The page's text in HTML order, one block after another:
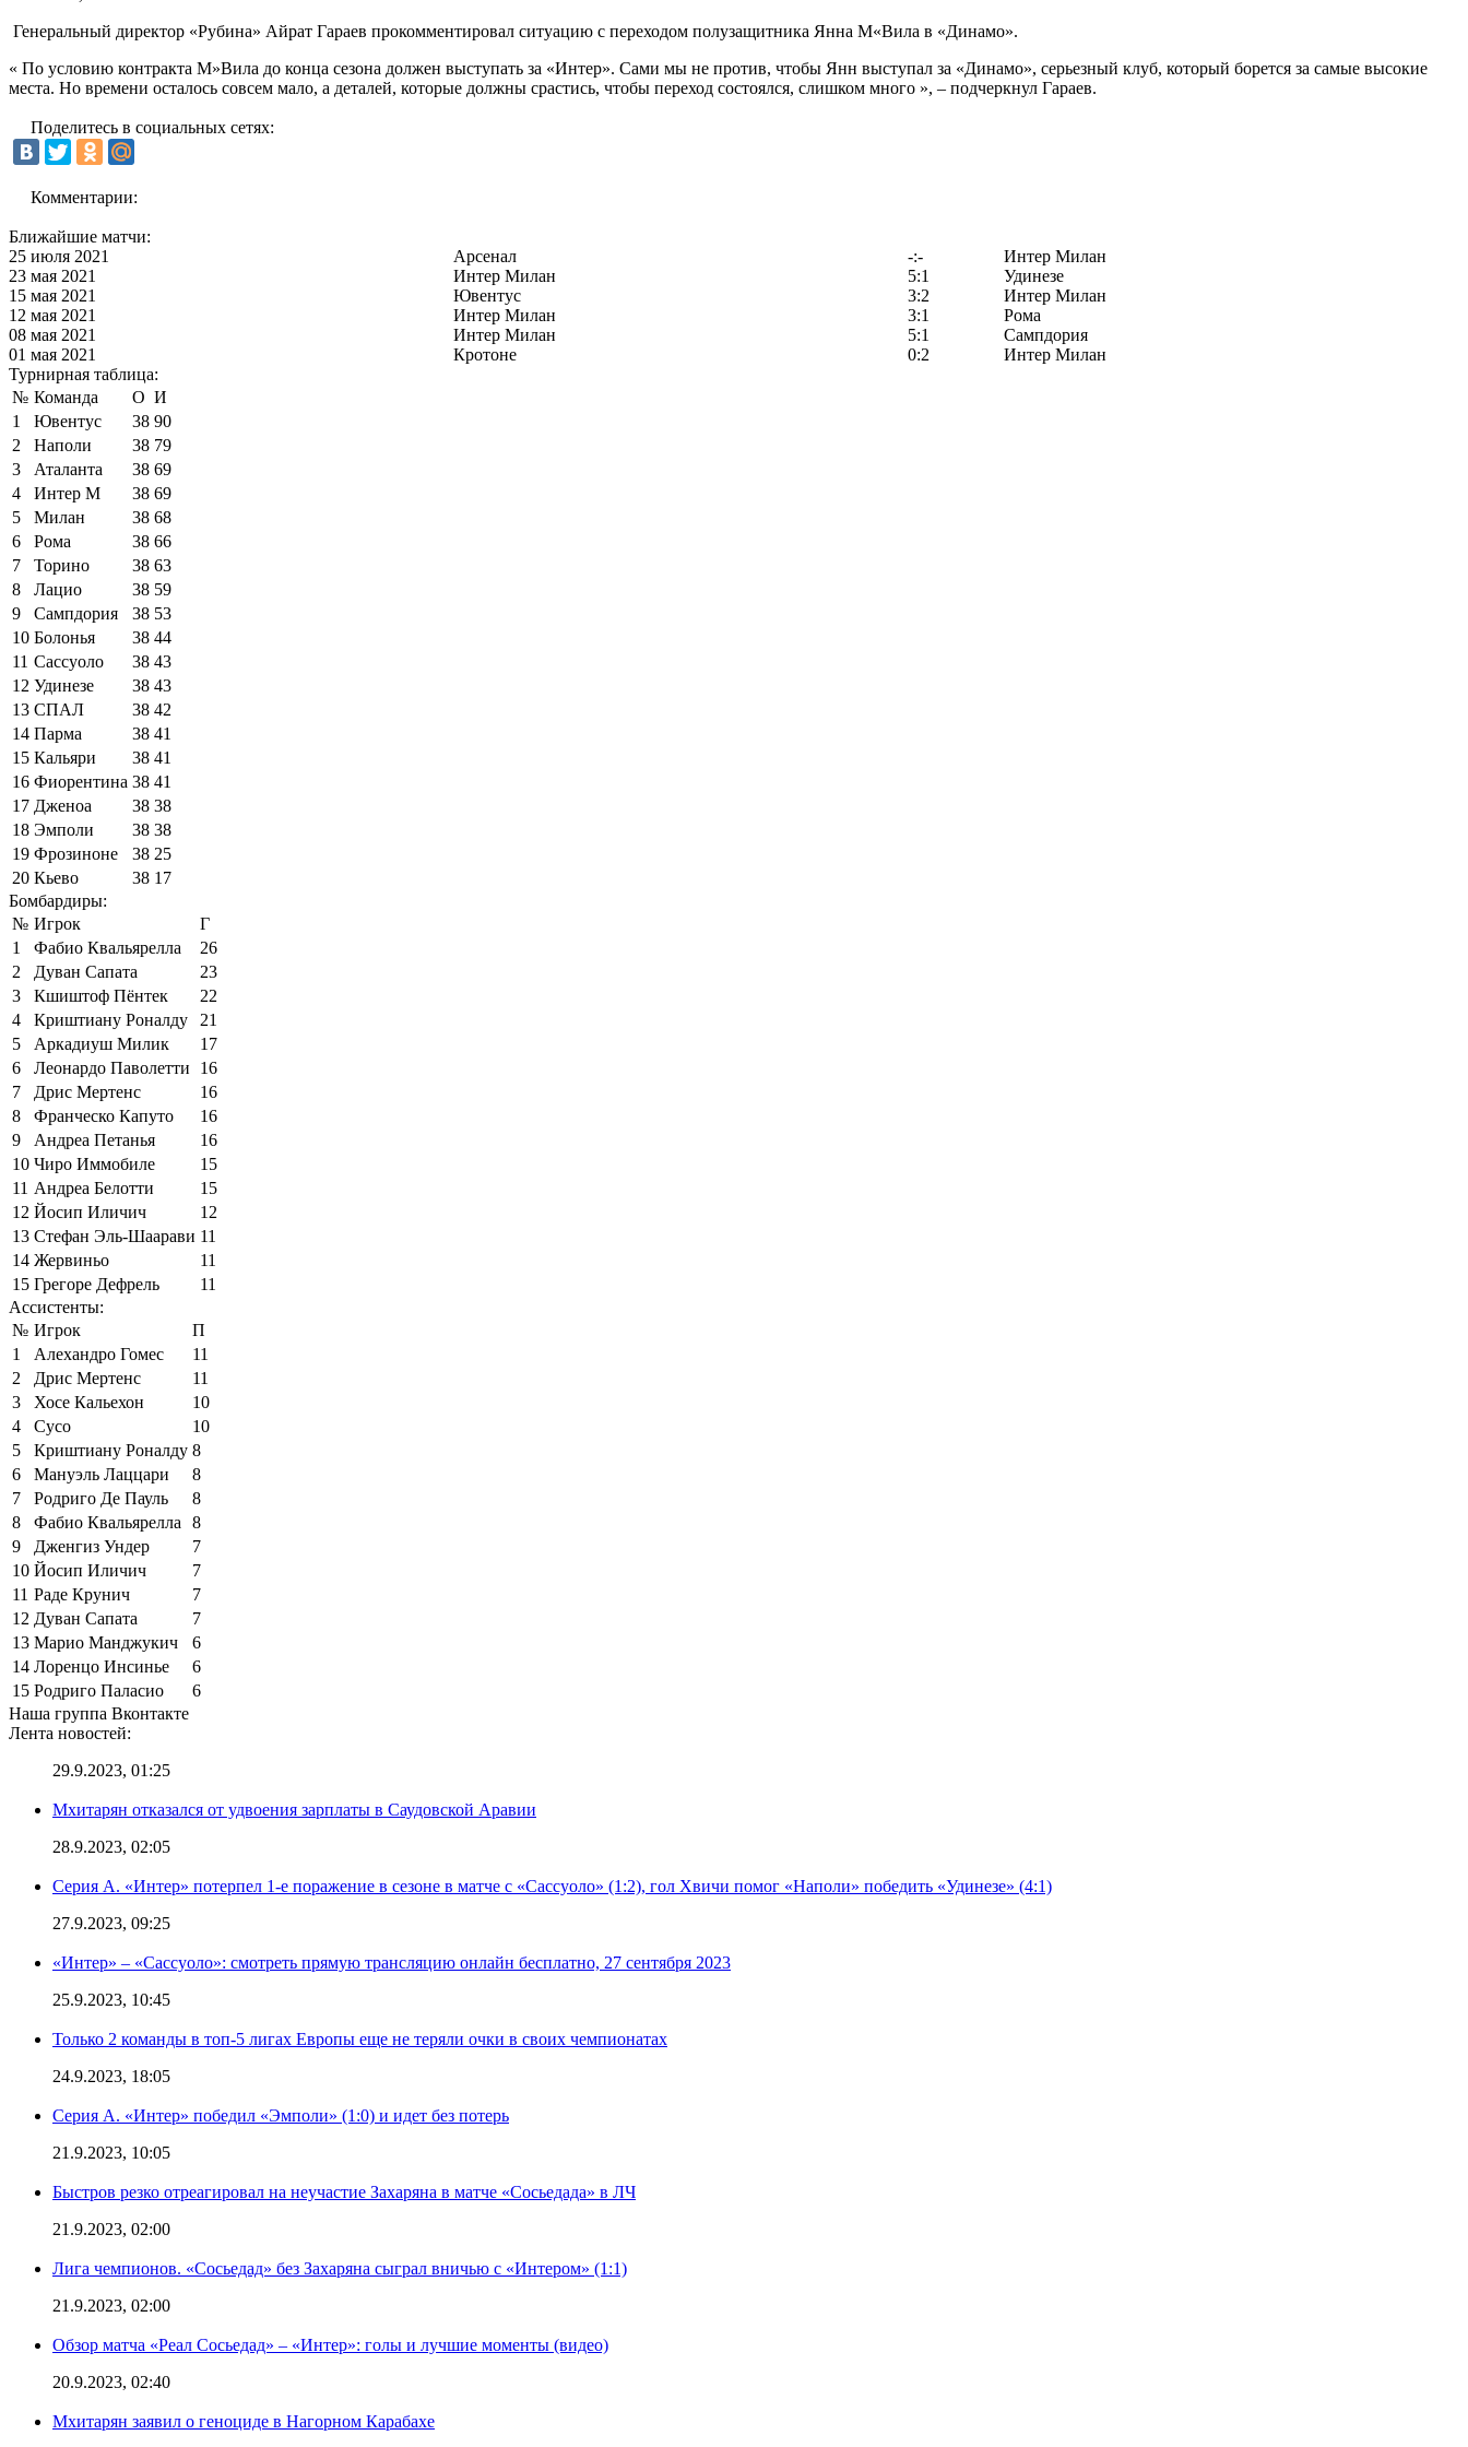
Генеральный директор «Рубина» Айрат Гараев прокомментировал ситуацию с переходом полузащитника Янна М«Вила в «Динамо».
« По условию контракта М»Вила до конца сезона должен выступать за «Интер». Сами мы не против, чтобы Янн выступал за «Динамо», серьезный клуб, который борется за самые высокие
места. Но времени осталось совсем мало, а деталей, которые должны срастись, чтобы переход состоялся, слишком много », – подчеркнул Гараев.
Поделитесь в социальных сетях:
Комментарии:
Ближайшие матчи:
25 июля 2021
Арсенал -:-
Интер Милан
23 мая 2021
Интер Милан 5:1
Удинезе
15 мая 2021
Ювентус 3:2
Интер Милан
12 мая 2021
Интер Милан 3:1
Рома
08 мая 2021
Интер Милан 5:1
Сампдория
01 мая 2021
Кротоне 0:2
Интер Милан
Турнирная таблица:
№ Команда О И
1
Ювентус 38 90
2
Наполи 38 79
3
Аталанта 38 69
4
Интер М 38 69
5
Милан 38 68
6
Рома 38 66
7
Торино 38 63
8
Лацио 38 59
9
Сампдория 38 53
10 Болонья 38 44
11 Сассуоло 38 43
12 Удинезе 38 43
13 СПАЛ 38 42
14 Парма 38 41
15 Кальяри 38 41
16 Фиорентина 38 41
17 Дженоа 38 38
18 Эмполи 38 38
19 Фрозиноне 38 25
20 Кьево 38 17
Бомбардиры:
№ Игрок
Г
1
Фабио Квальярелла
26
2
Дуван Сапата
23
3
Кшиштоф Пёнтек
22
4
Криштиану Роналду
21
5
Аркадиуш Милик
17
6
Леонардо Паволетти
16
7
Дрис Мертенс
16
8
Франческо Капуто
16
9
Андреа Петанья
16
10 Чиро Иммобиле
15
11 Андреа Белотти
15
12 Йосип Иличич
12
13 Стефан Эль-Шаарави 11
14 Жервиньо
11
15 Грегоре Дефрель
11
Ассистенты:
№ Игрок
П
1
Алехандро Гомес
11
2
Дрис Мертенс
11
3
Хосе Кальехон
10
4
Сусо
10
5
Криштиану Роналду 8
6
Мануэль Лаццари
8
7
Родриго Де Пауль
8
8
Фабио Квальярелла
8
9
Дженгиз Ундер
7
10 Йосип Иличич
7
11 Раде Крунич
7
12 Дуван Сапата
7
13 Марио Манджукич
6
14 Лоренцо Инсинье
6
15 Родриго Паласио
6
Наша группа Вконтакте
Лента новостей:
29.9.2023, 01:25
Мхитарян отказался от удвоения зарплаты в Саудовской Аравии
28.9.2023, 02:05
Серия А. «Интер» потерпел 1-е поражение в сезоне в матче с «Сассуоло» (1:2), гол Хвичи помог «Наполи» победить «Удинезе» (4:1)
27.9.2023, 09:25
«Интер» – «Сассуоло»: смотреть прямую трансляцию онлайн бесплатно, 27 сентября 2023
25.9.2023, 10:45
Только 2 команды в топ-5 лигах Европы еще не теряли очки в своих чемпионатах
24.9.2023, 18:05
Серия А. «Интер» победил «Эмполи» (1:0) и идет без потерь
21.9.2023, 10:05
Быстров резко отреагировал на неучастие Захаряна в матче «Сосьедада» в ЛЧ
21.9.2023, 02:00
Лига чемпионов. «Сосьедад» без Захаряна сыграл вничью с «Интером» (1:1)
21.9.2023, 02:00
Обзор матча «Реал Сосьедад» – «Интер»: голы и лучшие моменты (видео)
20.9.2023, 02:40
Мхитарян заявил о геноциде в Нагорном Карабахе